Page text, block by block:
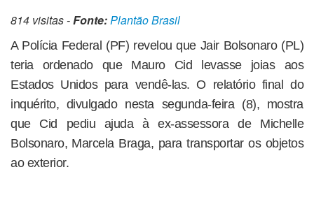
814 visitas -Fonte: Plantão Brasil
A Polícia Federal (PF) revelou que Jair Bolsonaro (PL)
teria ordenado que Mauro Cid levasse joias aos
Estados Unidos para vendê-las. O relatório final do
inquérito, divulgado nesta segunda-feira (8), mostra
que Cid pediu ajuda à ex-assessora de Michelle
Bolsonaro, Marcela Braga, para transportar os objetos
ao exterior.